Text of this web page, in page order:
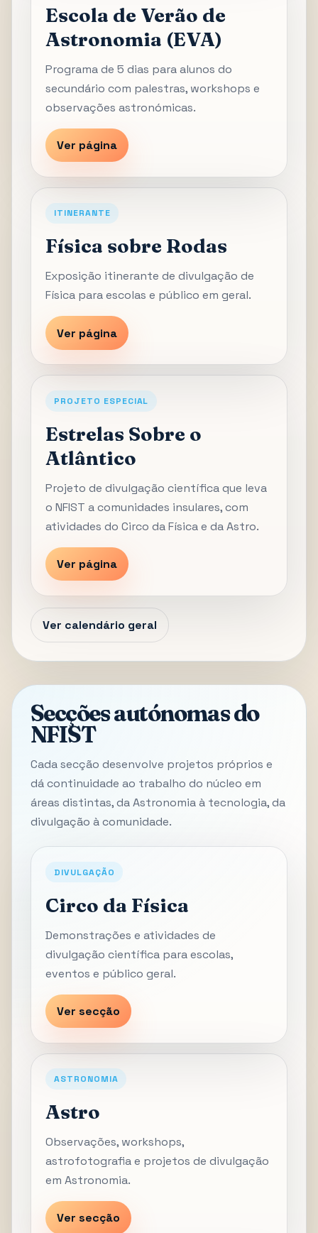
Escola de Verão de
Astronomia (EVA)
Programa de 5 dias para alunos do
secundário com palestras, workshops e
observações astronómicas.
Ver página
ITINERANTE
Física sobre Rodas
Exposição itinerante de divulgação de
Física para escolas e público em geral.
Ver página
PROJETO ESPECIAL
Estrelas Sobre o
Atlântico
Projeto de divulgação científica que leva
o NFIST a comunidades insulares, com
atividades do Circo da Física e da Astro.
Ver página
Ver calendário geral
Secções autónomas do
NFIST
Cada secção desenvolve projetos próprios e
dá continuidade ao trabalho do núcleo em
áreas distintas, da Astronomia à tecnologia, da
divulgação à comunidade.
DIVULGAÇÃO
Circo da Física
Demonstrações e atividades de
divulgação científica para escolas,
eventos e público geral.
Ver secção
ASTRONOMIA
Astro
Observações, workshops,
astrofotografia e projetos de divulgação
em Astronomia.
Ver secção